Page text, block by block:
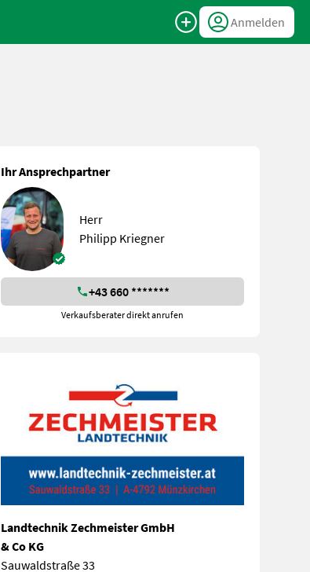
Anmelden
Ihr Ansprechpartner
Herr
Philipp Kriegner
+43 660 *******
Verkaufsberater direkt anrufen
Landtechnik Zechmeister GmbH
& Co KG
Sauwaldstraße 33